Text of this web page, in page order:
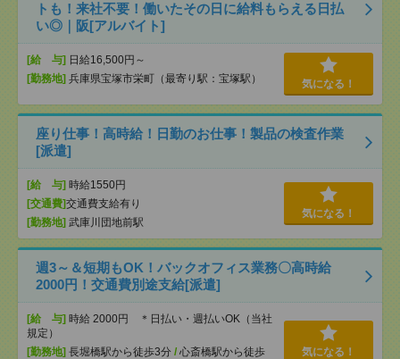
トも！来社不要！働いたその日に給料もらえる日払
い◎｜阪[アルバイト]
[給 与] 日給16,500円～
[勤務地] 兵庫県宝塚市栄町（最寄り駅：宝塚駅） 気になる！
座り仕事！高時給！日勤のお仕事！製品の検査作業
[派遣]
[給 与] 時給1550円
[交通費]交通費支給有り
[勤務地] 武庫川団地前駅
気になる！
週3～＆短期もOK！バックオフィス業務〇高時給
2000円！交通費別途支給[派遣]
[給 与] 時給 2000円 ＊日払い・週払いOK（当社
規定）
[勤務地] 長堀橋駅から徒歩3分 / 心斎橋駅から徒歩
気になる！